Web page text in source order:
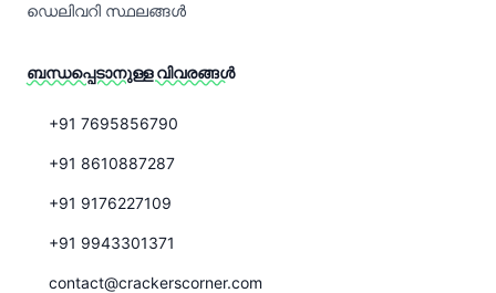
ഡെലിവറി സ്ഥലങ്ങൾ
ബന്ധപ്പെടാനുള്ള വിവരങ്ങൾ
+91 7695856790
+91 8610887287
+91 9176227109
+91 9943301371
contact@crackerscorner.com